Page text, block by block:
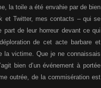
la toile a été envahie par de bien
et Twitter, mes contacts – qui se
part de leur horreur devant ce qui
de cet acte barbare et
la victime. Que je ne connaissais
bien d’un événement à portée
outrée, de la commisération est